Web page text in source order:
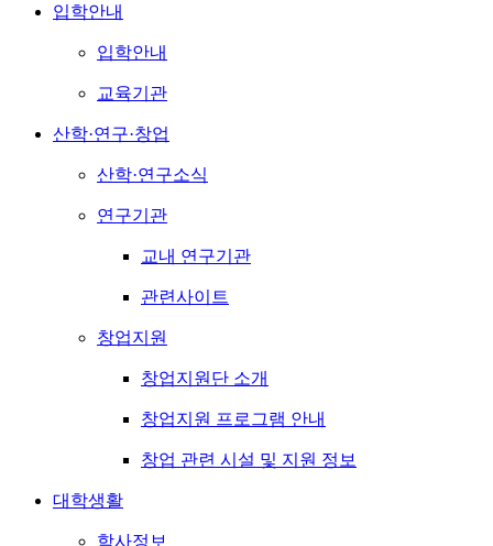
입학안내
입학안내
교육기관
산학·연구·창업
산학·연구소식
연구기관
교내 연구기관
관련사이트
창업지원
창업지원단 소개
창업지원 프로그램 안내
창업 관련 시설 및 지원 정보
대학생활
학사정보